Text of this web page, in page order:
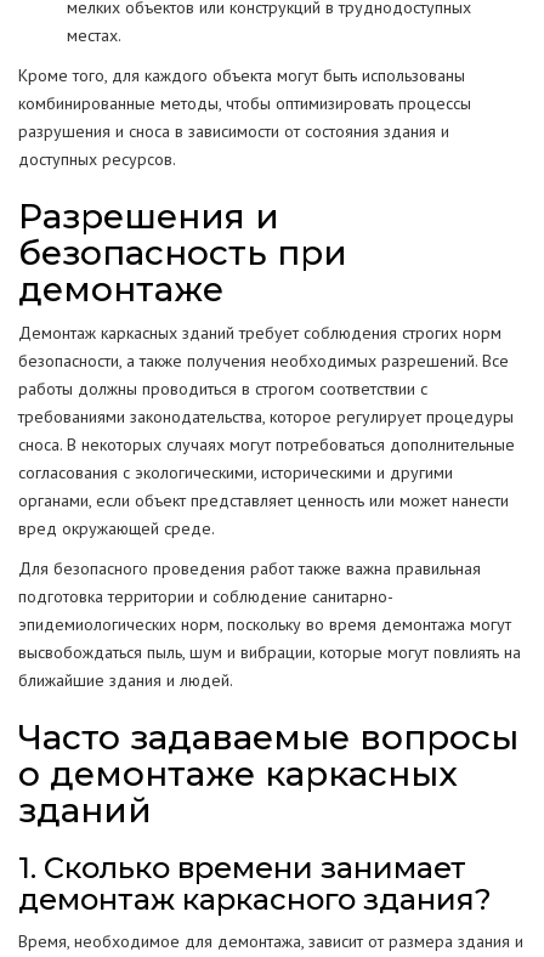
мелких объектов или конструкций в труднодоступных
местах.
Кроме того, для каждого объекта могут быть использованы
комбинированные методы, чтобы оптимизировать процессы
разрушения и сноса в зависимости от состояния здания и
доступных ресурсов.
Разрешения и
безопасность при
демонтаже
Демонтаж каркасных зданий требует соблюдения строгих норм
безопасности, а также получения необходимых разрешений. Все
работы должны проводиться в строгом соответствии с
требованиями законодательства, которое регулирует процедуры
сноса. В некоторых случаях могут потребоваться дополнительные
согласования с экологическими, историческими и другими
органами, если объект представляет ценность или может нанести
вред окружающей среде.
Для безопасного проведения работ также важна правильная
подготовка территории и соблюдение санитарно-
эпидемиологических норм, поскольку во время демонтажа могут
высвобождаться пыль, шум и вибрации, которые могут повлиять на
ближайшие здания и людей.
Часто задаваемые вопросы
о демонтаже каркасных
зданий
1. Сколько времени занимает
демонтаж каркасного здания?
Время, необходимое для демонтажа, зависит от размера здания и